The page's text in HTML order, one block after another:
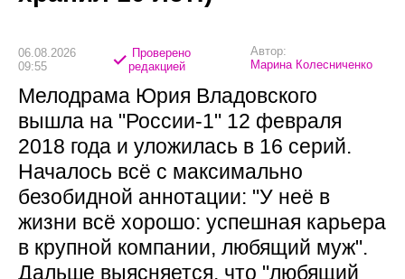
06.08.2026
09:55
Проверено
редакцией
Автор:
Марина Колесниченко
Мелодрама Юрия Владовского
вышла на "России-1" 12 февраля
2018 года и уложилась в 16 серий.
Началось всё с максимально
безобидной аннотации: "У неё в
жизни всё хорошо: успешная карьера
в крупной компании, любящий муж".
Дальше выясняется, что "любящий